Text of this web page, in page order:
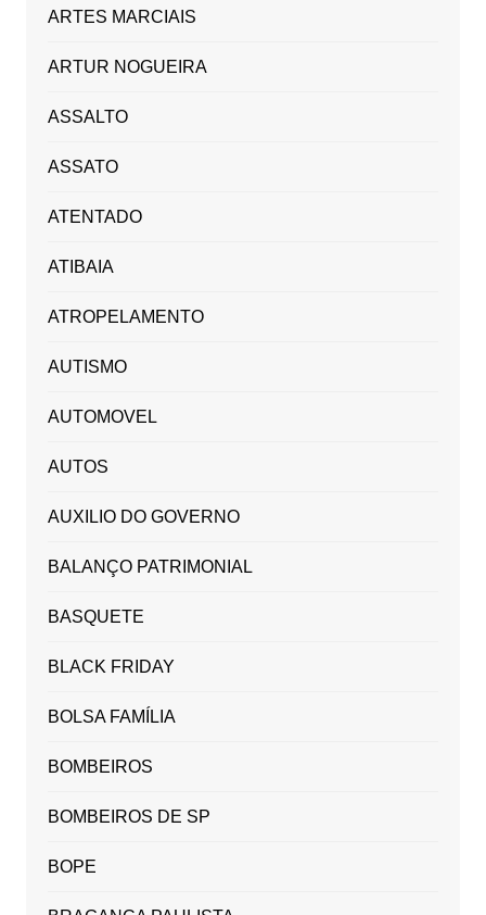
ARTES MARCIAIS
ARTUR NOGUEIRA
ASSALTO
ASSATO
ATENTADO
ATIBAIA
ATROPELAMENTO
AUTISMO
AUTOMOVEL
AUTOS
AUXILIO DO GOVERNO
BALANÇO PATRIMONIAL
BASQUETE
BLACK FRIDAY
BOLSA FAMÍLIA
BOMBEIROS
BOMBEIROS DE SP
BOPE